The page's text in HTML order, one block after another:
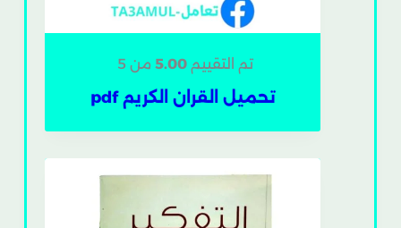
تم التقييم 5.00من 5
تحميل القران الكريم pdf